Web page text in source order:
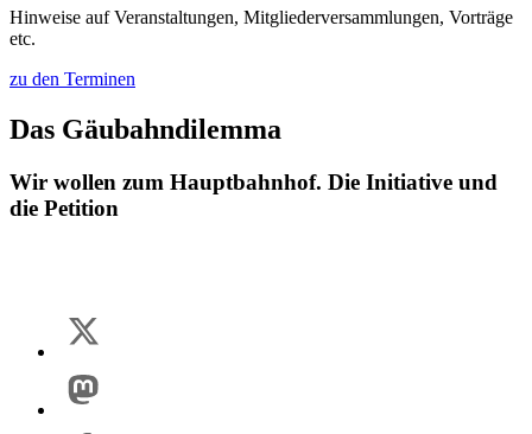
Hinweise auf Veranstaltungen, Mitgliederversammlungen, Vorträge
etc.
zu den Terminen
Das Gäubahndilemma
Wir wollen zum Hauptbahnhof. Die Initiative und
die Petition